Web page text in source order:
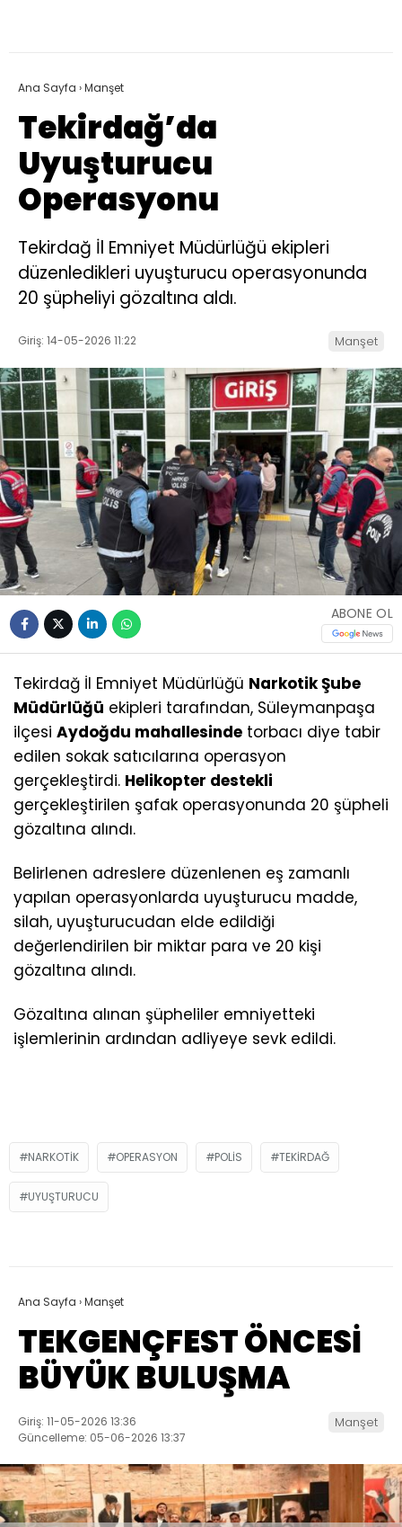
Ana Sayfa ›Manşet
Tekirdağ’da
Uyuşturucu
Operasyonu
Tekirdağ İl Emniyet Müdürlüğü ekipleri
düzenledikleri uyuşturucu operasyonunda
20 şüpheliyi gözaltına aldı.
Giriş: 14-05-2026 11:22 Manşet
ABONE OL
Tekirdağ İl Emniyet Müdürlüğü Narkotik Şube
Müdürlüğü ekipleri tarafından, Süleymanpaşa
ilçesi Aydoğdu mahallesinde torbacı diye tabir
edilen sokak satıcılarına operasyon
gerçekleştirdi. Helikopter destekli
gerçekleştirilen şafak operasyonunda 20 şüpheli
gözaltına alındı.
Belirlenen adreslere düzenlenen eş zamanlı
yapılan operasyonlarda uyuşturucu madde,
silah, uyuşturucudan elde edildiği
değerlendirilen bir miktar para ve 20 kişi
gözaltına alındı.
Gözaltına alınan şüpheliler emniyetteki
işlemlerinin ardından adliyeye sevk edildi.
NARKOTIK OPERASYON POLIS TEKIRDAĞ
UYUŞTURUCU
Ana Sayfa ›Manşet
TEKGENÇFEST ÖNCESİ
BÜYÜK BULUŞMA
Giriş: 11-05-2026 13:36
Güncelleme: 05-06-2026 13:37
Manşet